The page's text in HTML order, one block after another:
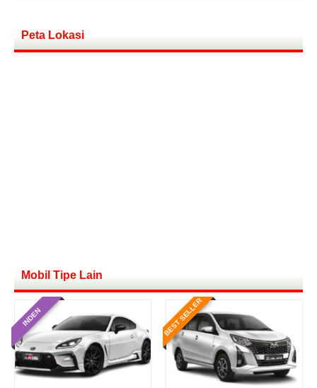
Peta Lokasi
Mobil Tipe Lain
INDEN BEST SELLER